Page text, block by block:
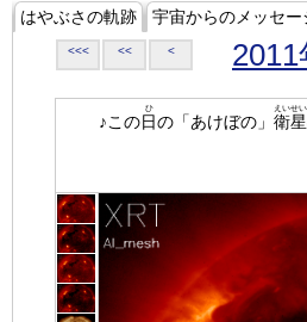
はやぶさの軌跡 宇宙からのメッセー
<<< << < 2011
♪この日
ひ
の「あけぼの」 衛星
えいせい